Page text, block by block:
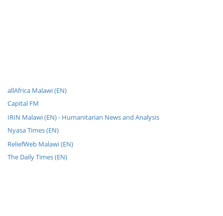
allAfrica Malawi (EN)
Capital FM
IRIN Malawi (EN) - Humanitarian News and Analysis
Nyasa Times (EN)
ReliefWeb Malawi (EN)
The Daily Times (EN)